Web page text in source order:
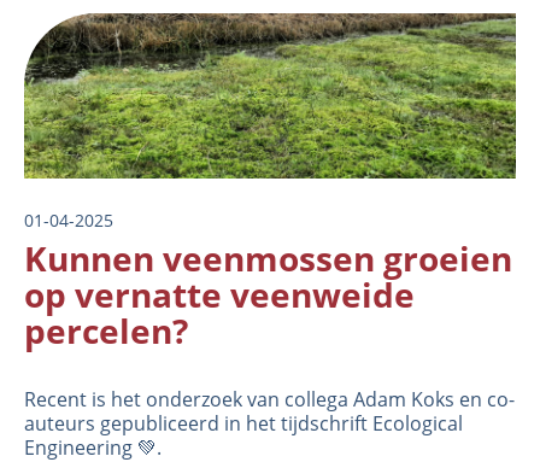
Image
01-04-2025
Kunnen veenmossen groeien
op vernatte veenweide
percelen?
Recent is het onderzoek van collega Adam Koks en co-
auteurs gepubliceerd in het tijdschrift Ecological
Engineering 💚.